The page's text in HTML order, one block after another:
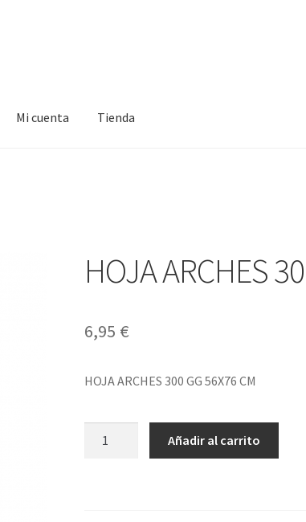
Mi cuenta Tienda
HOJA ARCHES
6,95 €
HOJA ARCHES 300 GG 56X76 CM
Añadir al carrito